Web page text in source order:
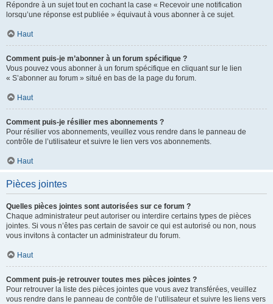
Répondre à un sujet tout en cochant la case « Recevoir une notification
lorsqu’une réponse est publiée » équivaut à vous abonner à ce sujet.
Haut
Comment puis-je m’abonner à un forum spécifique ?
Vous pouvez vous abonner à un forum spécifique en cliquant sur le lien
« S’abonner au forum » situé en bas de la page du forum.
Haut
Comment puis-je résilier mes abonnements ?
Pour résilier vos abonnements, veuillez vous rendre dans le panneau de
contrôle de l’utilisateur et suivre le lien vers vos abonnements.
Haut
Pièces jointes
Quelles pièces jointes sont autorisées sur ce forum ?
Chaque administrateur peut autoriser ou interdire certains types de pièces
jointes. Si vous n’êtes pas certain de savoir ce qui est autorisé ou non, nous
vous invitons à contacter un administrateur du forum.
Haut
Comment puis-je retrouver toutes mes pièces jointes ?
Pour retrouver la liste des pièces jointes que vous avez transférées, veuillez
vous rendre dans le panneau de contrôle de l’utilisateur et suivre les liens vers